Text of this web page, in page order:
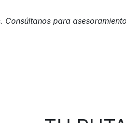
Consúltanos para